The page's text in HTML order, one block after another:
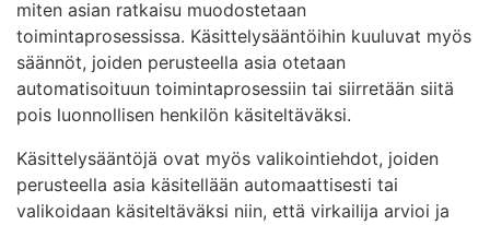
miten asian ratkaisu muodostetaan
toimintaprosessissa. Käsittelysääntöihin kuuluvat myös
säännöt, joiden perusteella asia otetaan
automatisoituun toimintaprosessiin tai siirretään siitä
pois luonnollisen henkilön käsiteltäväksi.
Käsittelysääntöjä ovat myös valikointiehdot, joiden
perusteella asia käsitellään automaattisesti tai
valikoidaan käsiteltäväksi niin, että virkailija arvioi ja